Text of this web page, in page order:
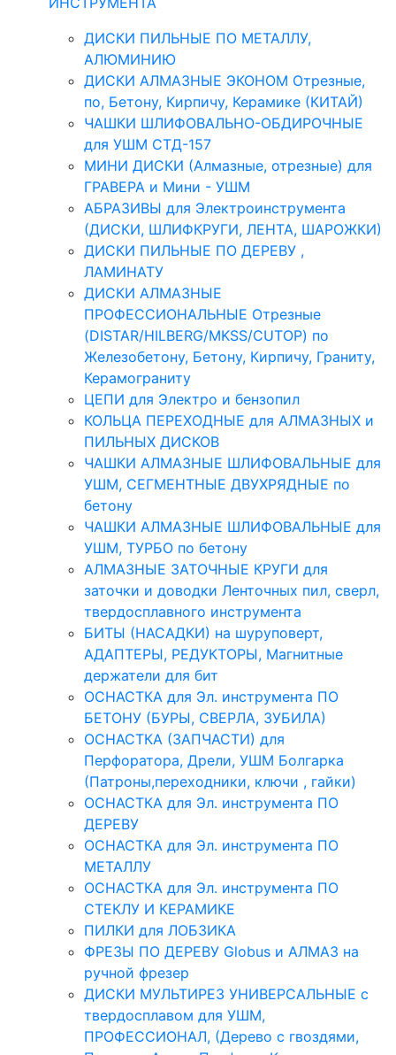
ДИСКИ ПИЛЬНЫЕ ПО МЕТАЛЛУ,
АЛЮМИНИЮ
ДИСКИ АЛМАЗНЫЕ ЭКОНОМ Отрезные,
по, Бетону, Кирпичу, Керамике (КИТАЙ)
ЧАШКИ ШЛИФОВАЛЬНО-ОБДИРОЧНЫЕ
для УШМ СТД-157
МИНИ ДИСКИ (Алмазные, отрезные) для
ГРАВЕРА и Мини - УШМ
АБРАЗИВЫ для Электроинструмента
(ДИСКИ, ШЛИФКРУГИ, ЛЕНТА, ШАРОЖКИ)
ДИСКИ ПИЛЬНЫЕ ПО ДЕРЕВУ ,
ЛАМИНАТУ
ДИСКИ АЛМАЗНЫЕ
ПРОФЕССИОНАЛЬНЫЕ Отрезные
(DISTAR/HILBERG/MKSS/CUTOP) по
Железобетону, Бетону, Кирпичу, Граниту,
Керамограниту
ЦЕПИ для Электро и бензопил
КОЛЬЦА ПЕРЕХОДНЫЕ для АЛМАЗНЫХ и
ПИЛЬНЫХ ДИСКОВ
ЧАШКИ АЛМАЗНЫЕ ШЛИФОВАЛЬНЫЕ для
УШМ, СЕГМЕНТНЫЕ ДВУХРЯДНЫЕ по
бетону
ЧАШКИ АЛМАЗНЫЕ ШЛИФОВАЛЬНЫЕ для
УШМ, ТУРБО по бетону
АЛМАЗНЫЕ ЗАТОЧНЫЕ КРУГИ для
заточки и доводки Ленточных пил, сверл,
твердосплавного инструмента
БИТЫ (НАСАДКИ) на шуруповерт,
АДАПТЕРЫ, РЕДУКТОРЫ, Магнитные
держатели для бит
ОСНАСТКА для Эл. инструмента ПО
БЕТОНУ (БУРЫ, СВЕРЛА, ЗУБИЛА)
ОСНАСТКА (ЗАПЧАСТИ) для
Перфоратора, Дрели, УШМ Болгарка
(Патроны,переходники, ключи , гайки)
ОСНАСТКА для Эл. инструмента ПО
ДЕРЕВУ
ОСНАСТКА для Эл. инструмента ПО
МЕТАЛЛУ
ОСНАСТКА для Эл. инструмента ПО
СТЕКЛУ И КЕРАМИКЕ
ПИЛКИ для ЛОБЗИКА
ФРЕЗЫ ПО ДЕРЕВУ Globus и АЛМАЗ на
ручной фрезер
ДИСКИ МУЛЬТИРЕЗ УНИВЕРСАЛЬНЫЕ с
твердосплавом для УШМ,
ПРОФЕССИОНАЛ, (Дерево с гвоздями,